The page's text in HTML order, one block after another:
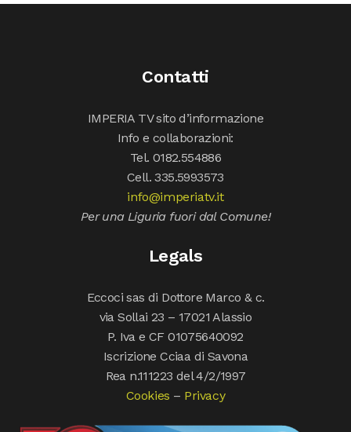
Contatti
IMPERIA TV sito d’informazione
Info e collaborazioni:
Tel. 0182.554886
Cell. 335.5993573
info@imperiatv.it
Per una Liguria fuori dal Comune!
Legals
Eccoci sas di Dottore Marco & c.
via Sollai 23 – 17021 Alassio
P. Iva e CF 01075640092
Iscrizione Cciaa di Savona
Rea n.111223 del 4/2/1997
Cookies – Privacy